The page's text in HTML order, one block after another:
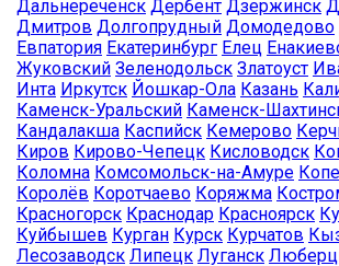
Дальнереченск Дербент Дзержинск
Дмитров Долгопрудный Домодедово
Евпатория Екатеринбург Елец
Жуковский Зеленодольск Златоуст
Инта Иркутск Йошкар-Ола Казань
Каменск-Уральский Каменск-
Кандалакша Каспийск Кемерово
Киров Кирово-Чепецк Кисловодск
Коломна Комсомольск-на-Амуре
Королёв Коротчаево Коряжма
Красногорск Краснодар Красноярск
Куйбышев Курган Курск Курчатов
Лесозаводск Липецк Луганск